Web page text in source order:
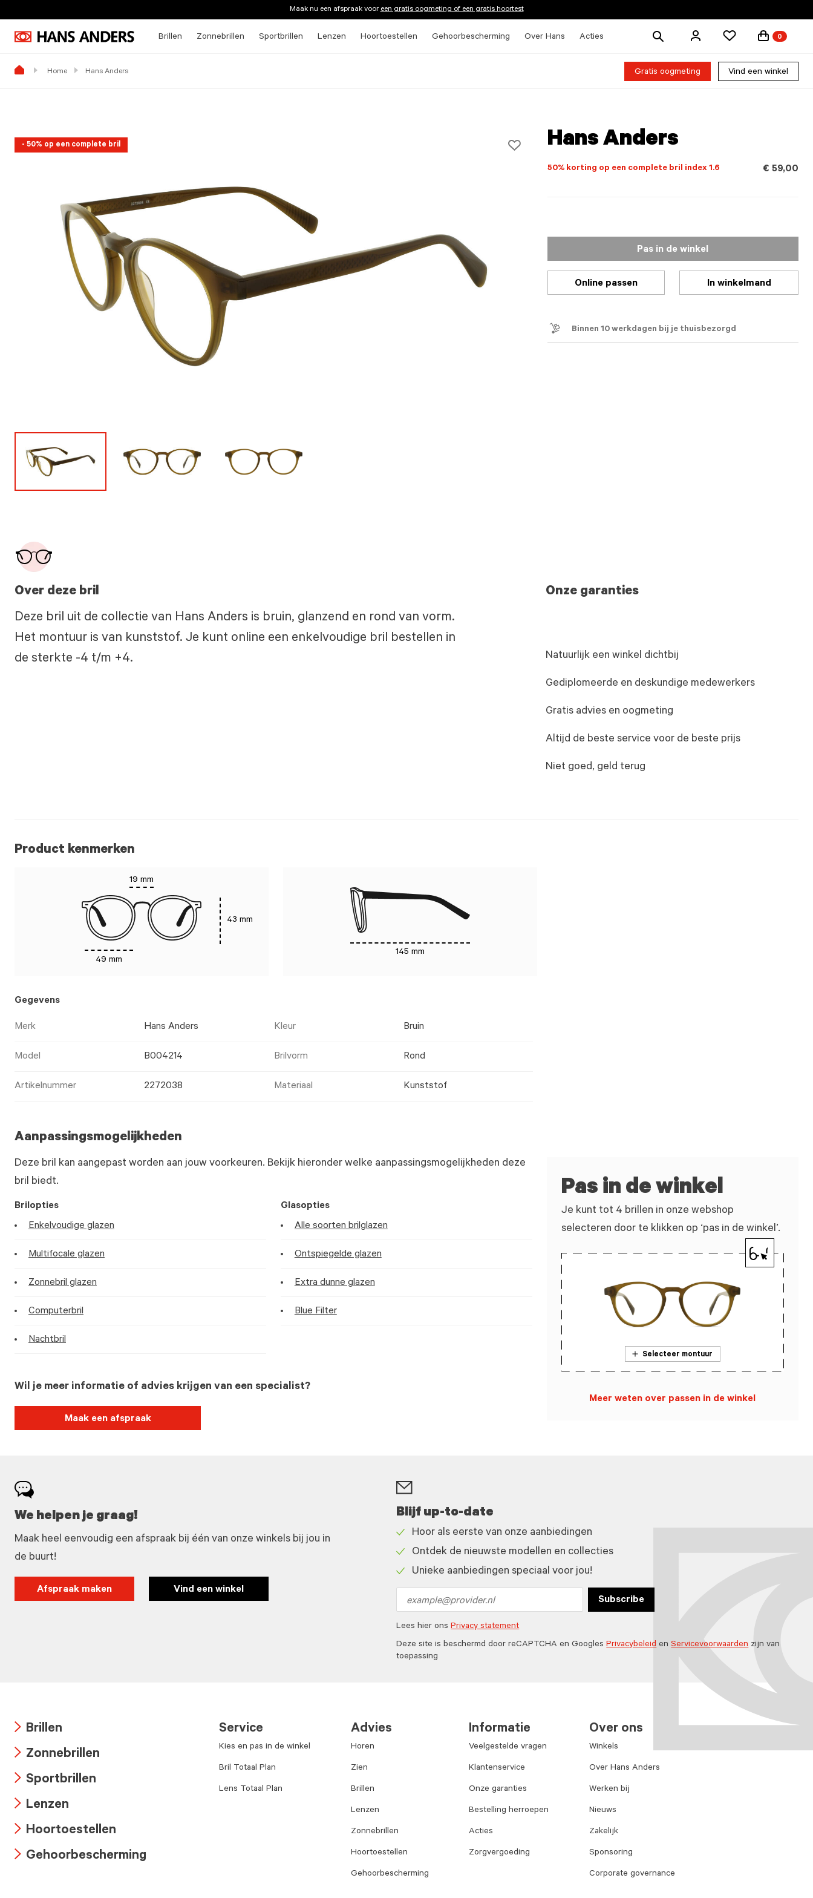
Maak nu een afspraak vooreen gratis oogmeting of een gratis hoortest
Brillen Zonnebrillen Sportbrillen Lenzen Hoortoestellen Gehoorbescherming Over Hans Acties
Zoek
0
Home Hans Anders Gratis oogmeting Vind een winkel
- 50% op een complete bril Hans Anders
50% korting op een complete bril index 1.6 € 59,00
Pas in de winkel
Online passen In winkelmand
Binnen 10 werkdagen bij je thuisbezorgd
Over deze bril
Deze bril uit de collectie van Hans Anders is bruin, glanzend en rond van vorm.
Het montuur is van kunststof. Je kunt online een enkelvoudige bril bestellen in
de sterkte -4 t/m +4.
Onze garanties
Natuurlijk een winkel dichtbij
Gediplomeerde en deskundige medewerkers
Gratis advies en oogmeting
Altijd de beste service voor de beste prijs
Niet goed, geld terug
Product kenmerken
19 mm
49 mm
43 mm
145 mm
Gegevens
Merk Hans Anders Kleur Bruin
Model B004214 Brilvorm Rond
Artikelnummer 2272038 Materiaal Kunststof
Aanpassingsmogelijkheden
Deze bril kan aangepast worden aan jouw voorkeuren. Bekijk hieronder welke aanpassingsmogelijkheden deze
bril biedt.
Brilopties
Enkelvoudige glazen
Multifocale glazen
Zonnebril glazen
Computerbril
Nachtbril
Glasopties
Alle soorten brilglazen
Ontspiegelde glazen
Extra dunne glazen
Blue Filter
Wil je meer informatie of advies krijgen van een specialist?
Maak een afspraak
Pas in de winkel
Je kunt tot 4 brillen in onze webshop
selecteren door te klikken op ‘pas in de winkel’.
Selecteer montuur
Meer weten over passen in de winkel
We helpen je graag!
Maak heel eenvoudig een afspraak bij één van onze winkels bij jou in
de buurt!
Afspraak maken Vind een winkel
Blijf up-to-date
icon
Hoor als eerste van onze aanbiedingen
icon
Ontdek de nieuwste modellen en collecties
Unieke aanbiedingen speciaal voor jou!
address
Subscribe
Lees hier onsPrivacy statement
Deze site is beschermd door reCAPTCHA en GooglesPrivacybeleidenServicevoorwaardenzijn van
toepassing
icon
Brillen
icon
Zonnebrillen
icon
Sportbrillen
icon
Lenzen
icon
Hoortoestellen
Gehoorbescherming
Service
Kies en pas in de winkel
Bril Totaal Plan
Lens Totaal Plan
Advies
Horen
Zien
Brillen
Lenzen
Zonnebrillen
Hoortoestellen
Gehoorbescherming
Informatie
Veelgestelde vragen
Klantenservice
Onze garanties
Bestelling herroepen
Acties
Zorgvergoeding
Over ons
Winkels
Over Hans Anders
Werken bij
Nieuws
Zakelijk
Sponsoring
Corporate governance